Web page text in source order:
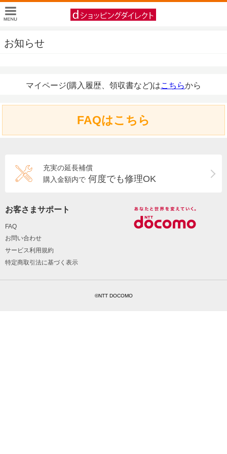
お知らせ
マイページ(購入履歴、領収書など)はこちらから
FAQはこちら
充実の延長補償
購入金額内で 何度でも修理OK
お客さまサポート
FAQ
お問い合わせ
サービス利用規約
特定商取引法に基づく表示
©NTT DOCOMO